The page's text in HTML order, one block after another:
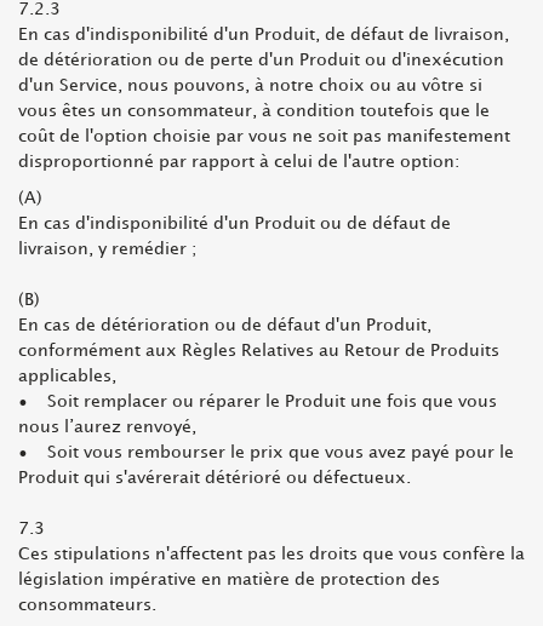
7.2.3
En cas d'indisponibilité d'un Produit, de défaut de livraison,
de détérioration ou de perte d'un Produit ou d'inexécution
d'un Service, nous pouvons, à notre choix ou au vôtre si
vous êtes un consommateur, à condition toutefois que le
coût de l'option choisie par vous ne soit pas manifestement
disproportionné par rapport à celui de l'autre option:
(A)
En cas d'indisponibilité d'un Produit ou de défaut de
livraison, y remédier ;
(B)
En cas de détérioration ou de défaut d'un Produit,
conformément aux Règles Relatives au Retour de Produits
applicables,
• Soit remplacer ou réparer le Produit une fois que vous
nous l’aurez renvoyé,
• Soit vous rembourser le prix que vous avez payé pour le
Produit qui s'avérerait détérioré ou défectueux.
7.3
Ces stipulations n'affectent pas les droits que vous confère la
législation impérative en matière de protection des
consommateurs.